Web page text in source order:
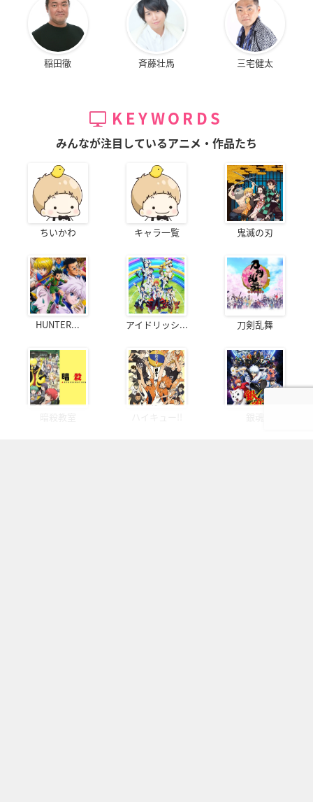
稲田徹 斉藤壮馬 三宅健太
KEYWORDS
みんなが注目しているアニメ・作品たち
ちいかわ キャラ一覧 鬼滅の刃
HUNTER... アイドリッシ... 刀剣乱舞